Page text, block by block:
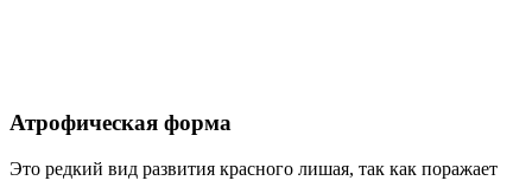
Атрофическая форма
Это редкий вид развития красного лишая, так как поражает